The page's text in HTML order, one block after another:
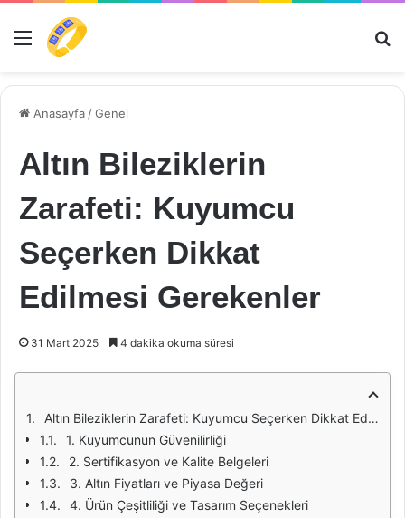
Menü
Anasayfa /Genel
Altın Bileziklerin
Zarafeti: Kuyumcu
Seçerken Dikkat
Edilmesi Gerekenler
31 Mart 2025 4 dakika okuma süresi
Altın Bileziklerin Zarafeti: Kuyumcu Seçerken Dikkat Edilmesi Gerekenler
1. Kuyumcunun Güvenilirliği
2. Sertifikasyon ve Kalite Belgeleri
3. Altın Fiyatları ve Piyasa Değeri
4. Ürün Çeşitliliği ve Tasarım Seçenekleri